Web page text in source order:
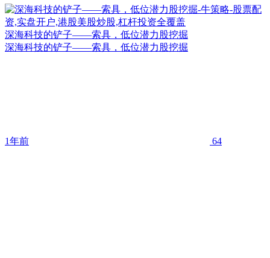
深海科技的铲子——索具，低位潜力股挖掘
深海科技的铲子——索具，低位潜力股挖掘
1年前 64